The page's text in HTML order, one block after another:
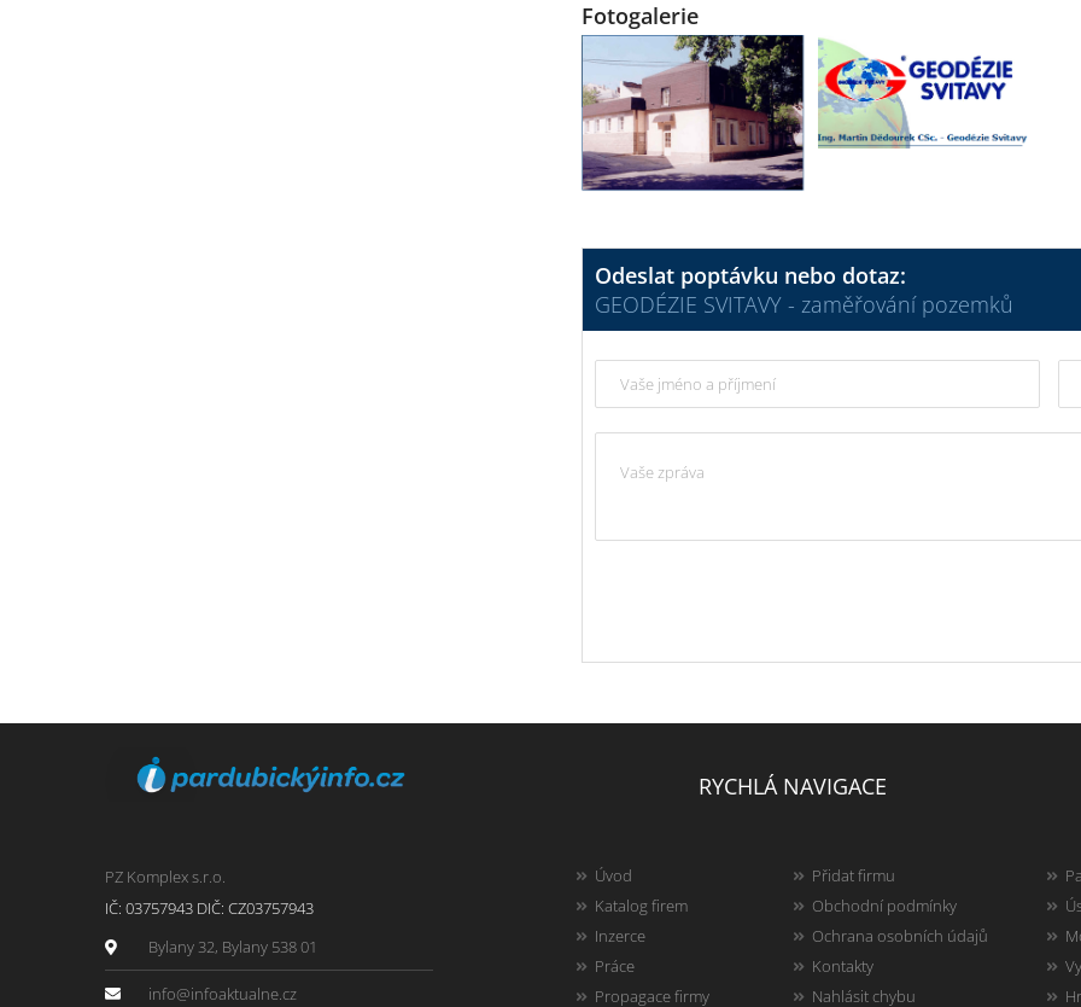
Fotogalerie
Odeslat poptávku nebo dotaz:
GEODÉZIE SVITAVY - zaměřování pozemků
PZ Komplex s.r.o.
IČ: 03757943 DIČ: CZ03757943
Bylany 32, Bylany 538 01
info@infoaktualne.cz
RYCHLÁ NAVIGACE
Úvod
Katalog firem
Inzerce
Práce
Propagace firmy
Přidat firmu
Obchodní podmínky
Ochrana osobních údajů
Kontakty
Nahlásit chybu